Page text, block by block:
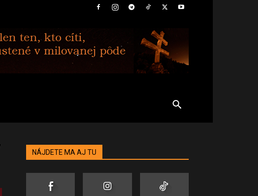
NÁJDETE MA AJ TU